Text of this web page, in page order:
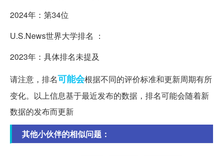
2024年：第34位
U.S.News世界大学排名 ：
2023年：具体排名未提及
请注意，排名可能会根据不同的评价标准和更新周期有所
变化。以上信息基于最近发布的数据，排名可能会随着新
数据的发布而更新
其他小伙伴的相似问题：